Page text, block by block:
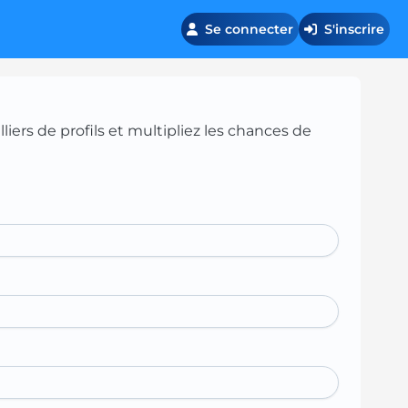
Se connecter S'inscrire
de profils et multipliez les chances de